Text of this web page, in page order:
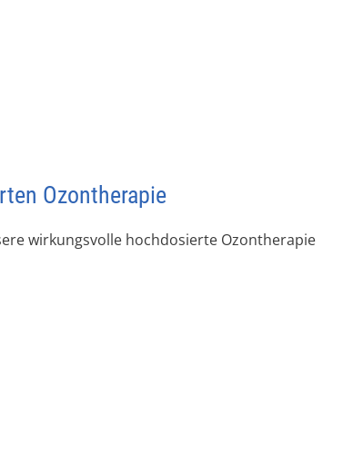
Ozontherapie
wirkungsvolle hochdosierte Ozontherapie